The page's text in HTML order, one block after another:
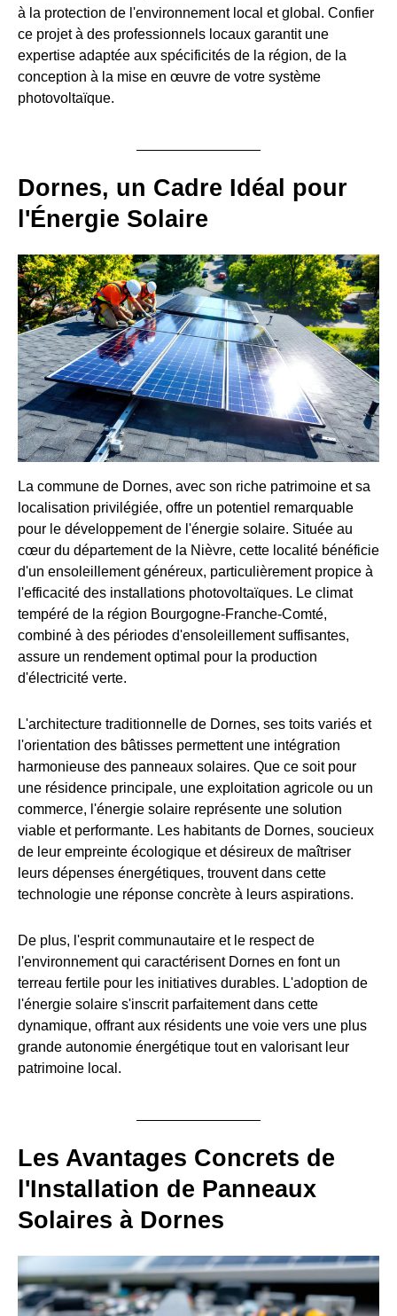
à la protection de l'environnement local et global. Confier
ce projet à des professionnels locaux garantit une
expertise adaptée aux spécificités de la région, de la
conception à la mise en œuvre de votre système
photovoltaïque.
Dornes, un Cadre Idéal pour
l'Énergie Solaire
La commune de Dornes, avec son riche patrimoine et sa
localisation privilégiée, offre un potentiel remarquable
pour le développement de l'énergie solaire. Située au
cœur du département de la Nièvre, cette localité bénéficie
d'un ensoleillement généreux, particulièrement propice à
l'efficacité des installations photovoltaïques. Le climat
tempéré de la région Bourgogne-Franche-Comté,
combiné à des périodes d'ensoleillement suffisantes,
assure un rendement optimal pour la production
d'électricité verte.
L'architecture traditionnelle de Dornes, ses toits variés et
l'orientation des bâtisses permettent une intégration
harmonieuse des panneaux solaires. Que ce soit pour
une résidence principale, une exploitation agricole ou un
commerce, l'énergie solaire représente une solution
viable et performante. Les habitants de Dornes, soucieux
de leur empreinte écologique et désireux de maîtriser
leurs dépenses énergétiques, trouvent dans cette
technologie une réponse concrète à leurs aspirations.
De plus, l'esprit communautaire et le respect de
l'environnement qui caractérisent Dornes en font un
terreau fertile pour les initiatives durables. L'adoption de
l'énergie solaire s'inscrit parfaitement dans cette
dynamique, offrant aux résidents une voie vers une plus
grande autonomie énergétique tout en valorisant leur
patrimoine local.
Les Avantages Concrets de
l'Installation de Panneaux
Solaires à Dornes